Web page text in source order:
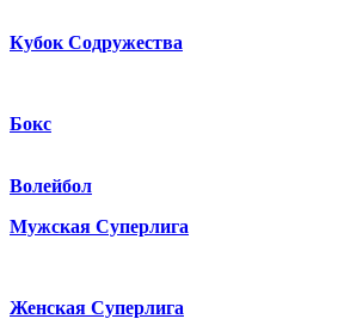
Кубок Содружества
Бокс
Волейбол
Мужская Суперлига
Женская Суперлига